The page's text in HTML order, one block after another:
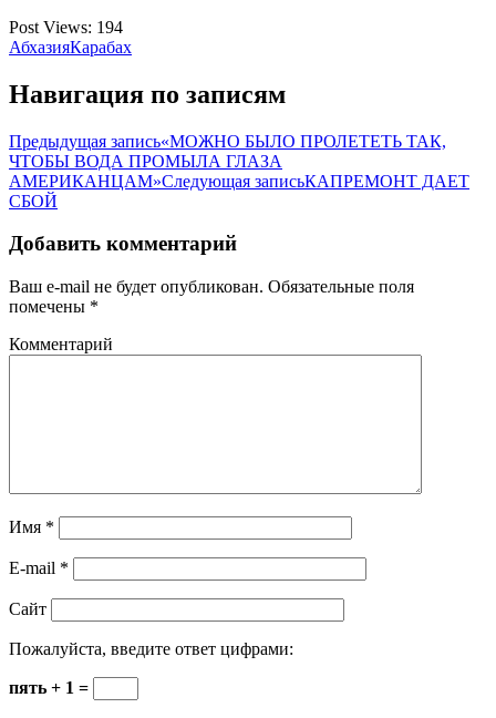
Post Views: 194
АбхазияКарабах
Навигация по записям
Предыдущая запись«МОЖНО БЫЛО ПРОЛЕТЕТЬ ТАК,
ЧТОБЫ ВОДА ПРОМЫЛА ГЛАЗА
АМЕРИКАНЦАМ»Следующая записьКАПРЕМОНТ ДАЕТ
СБОЙ
Добавить комментарий
Ваш e-mail не будет опубликован. Обязательные поля
помечены *
Комментарий
Имя *
E-mail *
Сайт
Пожалуйста, введите ответ цифрами:
пять + 1 =